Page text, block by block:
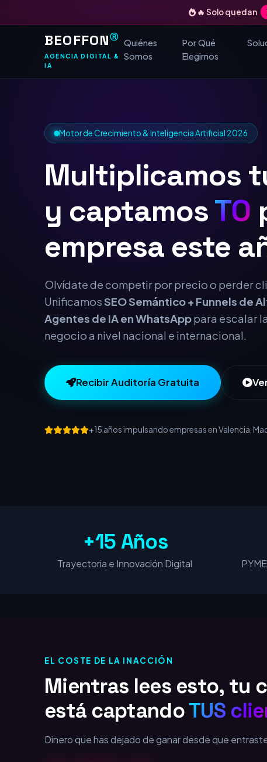
🔥 Solo quedan
BEOFFONⓇ
AGENCIA DIGITAL &
IA
Quiénes
Somos
Por Qué
Elegirnos
Motor de Crecimiento & Inteligencia Artificial 2026
Multiplicamos
y captamos
Googlepara tu
este año.
Olvídate de competir por precio o perder
UnificamosSEO Semántico + Funnels de
negocio a nivel nacional e internacional.
EL COSTE DE LA INACCIÓN
Mientras lees esto, tu
está captandoTUS